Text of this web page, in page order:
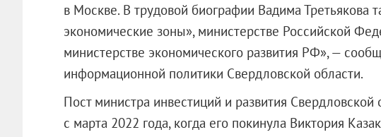
в Москве. В трудовой биографии Вадима Третьякова
экономические зоны», министерстве Российской
министерстве экономического развития РФ», —
информационной политики Свердловской области.
Пост министра инвестиций и развития Свердловской
с марта 2022 года, когда его покинула Виктория